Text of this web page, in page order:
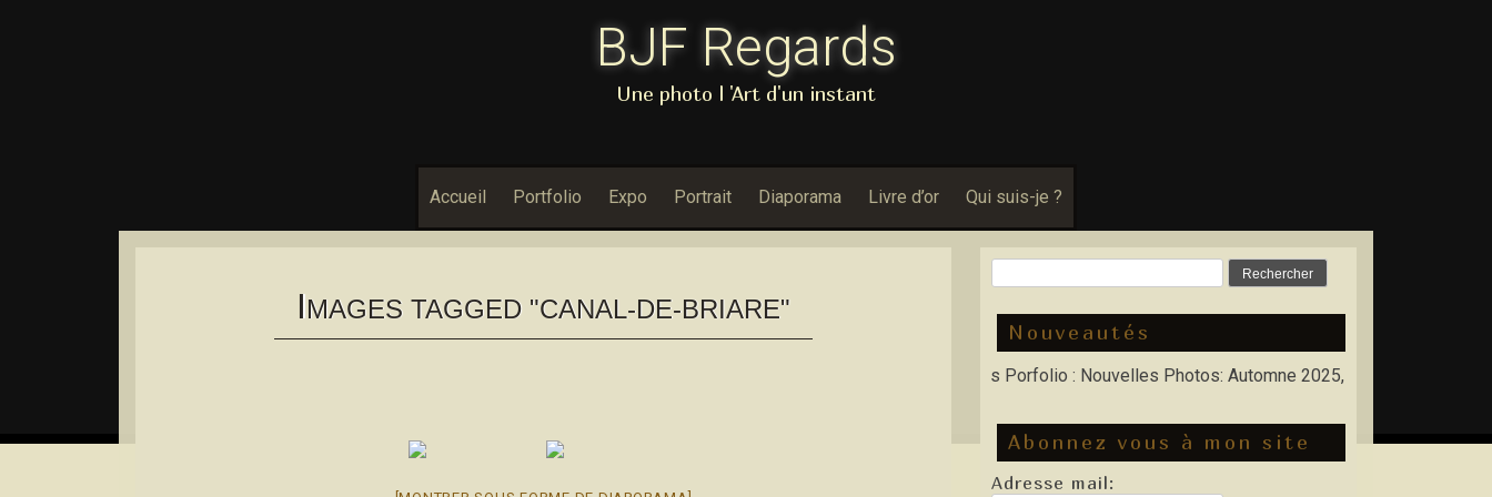
BJF Regards
Une photo l 'Art d'un instant
Accueil Portfolio Expo Portrait Diaporama Livre d’or Qui suis-je ?
IMAGES TAGGED "CANAL-DE-BRIARE"
Nouveautés
Dans Porfolio : Nouvelles Photos: Automne 2025, Hiver 2026
Abonnez vous à mon site
Adresse mail: